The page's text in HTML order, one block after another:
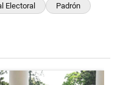
Electoral Padrón
"Tensión Lula-Milei:
artículo de tendencia con